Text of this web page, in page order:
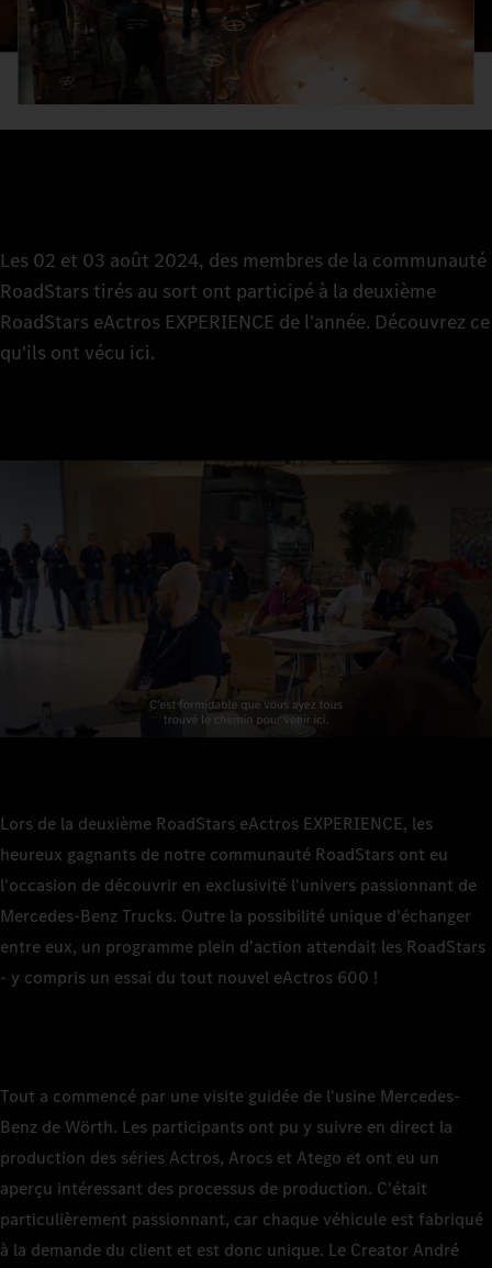
Les 02 et 03 août 2024, des membres de la communauté
RoadStars tirés au sort ont participé à la deuxième
RoadStars eActros EXPERIENCE de l'année. Découvrez ce
qu'ils ont vécu ici.
Lors de la deuxième RoadStars eActros EXPERIENCE, les
heureux gagnants de notre communauté RoadStars ont eu
l'occasion de découvrir en exclusivité l'univers passionnant de
Mercedes-Benz Trucks. Outre la possibilité unique d'échanger
entre eux, un programme plein d'action attendait les RoadStars
- y compris un essai du tout nouvel eActros 600 !
Tout a commencé par une visite guidée de l'usine Mercedes-
Benz de Wörth. Les participants ont pu y suivre en direct la
production des séries Actros, Arocs et Atego et ont eu un
aperçu intéressant des processus de production. C'était
particulièrement passionnant, car chaque véhicule est fabriqué
à la demande du client et est donc unique. Le Creator André